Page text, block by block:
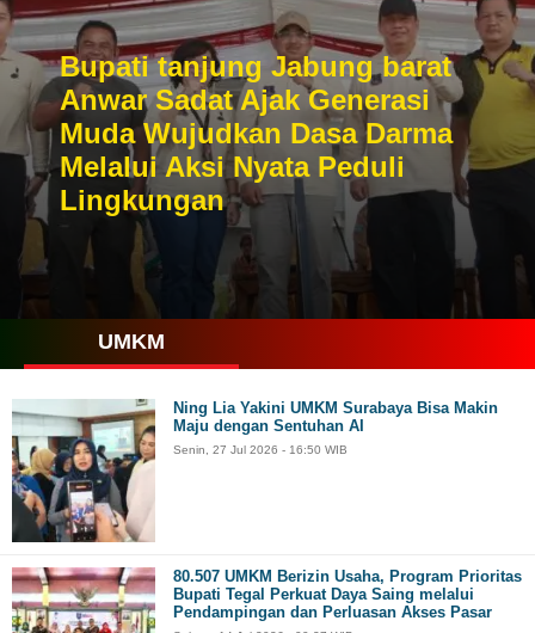
Bupati tanjung Jabung barat
Anwar Sadat Ajak Generasi
Muda Wujudkan Dasa Darma
Melalui Aksi Nyata Peduli
Lingkungan
UMKM
Ning Lia Yakini UMKM Surabaya Bisa Makin
Maju dengan Sentuhan AI
Senin, 27 Jul 2026 - 16:50 WIB
80.507 UMKM Berizin Usaha, Program Prioritas
Bupati Tegal Perkuat Daya Saing melalui
Pendampingan dan Perluasan Akses Pasar